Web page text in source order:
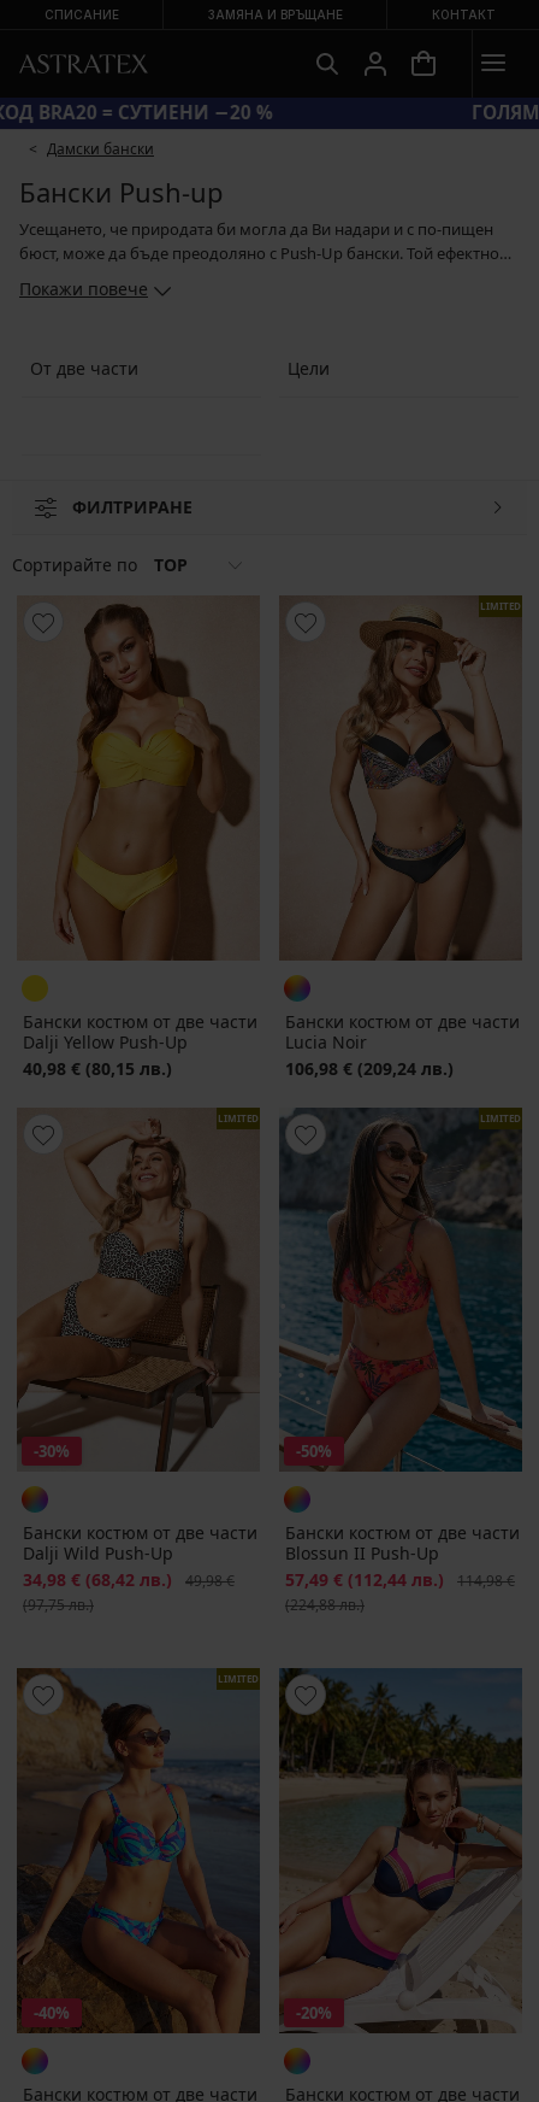
СПИСАНИЕ ЗАМЯНА И ВРЪЩАНЕ КОНТАКТ
КОД BRA20 = СУТИЕНИ −20 %
Дамски бански
Бански Push-up
Усещането, че природата би могла да Ви надари и с по-пищен
бюст, може да бъде преодоляно с Push-Up бански. Той ефектно
обем. В асортимента ще намерите бански с класически Push-Up
красивото деколте. Можете да избирате сред многото цели
Покажи повече
От две части Цели
ФИЛТРИРАНЕ
Сортирайте по TOP
Бански костюм от две части
Dalji Yellow Push-Up
40,98 € (80,15 лв.)
LIMITED
Бански костюм от две части
Lucia Noir
106,98 € (209,24 лв.)
LIMITED
-30%
Бански костюм от две части
Dalji Wild Push-Up
Намаление
34,98 € (68,42 лв.) Първоначална цена
49,98 €
(97,75 лв.)
LIMITED
-50%
Бански костюм от две части
Blossun II Push-Up
Намаление
57,49 € (112,44 лв.)
114,98 €
(224,88 лв.)
LIMITED
-40%
Бански костюм от две части
-20%
Бански костюм от две части